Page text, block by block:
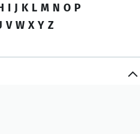
I J K L M N O P
V W X Y Z